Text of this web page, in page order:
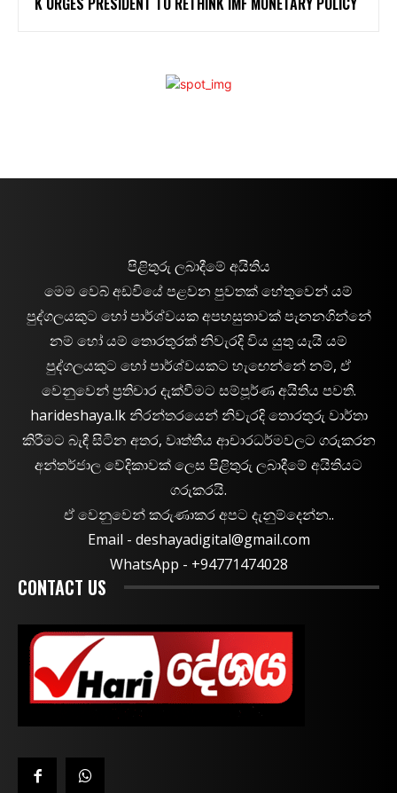
පිළිතුරු ලබාදීමේ අයිතිය
මෙම වෙබ් අඩවියේ පළවන පුවතක් හේතුවෙන් යම්
පුද්ගලයකුට හෝ පාර්ශ්වයක අපහසුතාවක් පැනනගින්නේ
නම් හෝ යම් තොරතුරක් නිවැරදි විය යුතු යැයි යම්
පුද්ගලයකුට හෝ පාර්ශ්වයකට හැඟෙන්නේ නම්, ඒ
වෙනුවෙන් ප්‍රතිචාර දැක්වීමට සම්පූර්ණ අයිතිය පවතී.
harideshaya.lk නිරන්තරයෙන් නිවැරදි තොරතුරු වාර්තා
කිරීමට බැඳී සිටින අතර, වෘත්තීය ආචාරධර්මවලට ගරුකරන
අන්තර්ජාල වේදිකාවක් ලෙස පිළිතුරු ලබාදීමේ අයිතියට
ගරුකරයි.
ඒ වෙනුවෙන් කරුණාකර අපට දැනුම්දෙන්න..
Email - deshayadigital@gmail.com
WhatsApp - ‪+94771474028
CONTACT US